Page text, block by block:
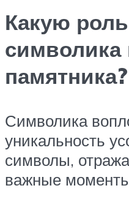
Какую
памятника?
Символика
уникальность
символы,
важные